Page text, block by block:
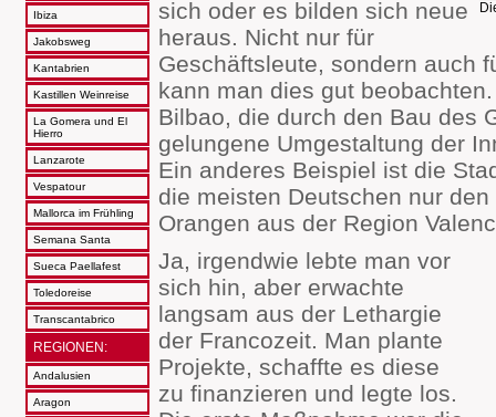
Ibiza
Jakobsweg
Kantabrien
Kastillen Weinreise
La Gomera und El
Hierro
Lanzarote
Vespatour
Mallorca im Frühling
Semana Santa
Sueca Paellafest
Toledoreise
Transcantabrico
REGIONEN:
Andalusien
Aragon
sich oder es bilden sich neue
heraus. Nicht nur für
Geschäftsleute, sondern auch
kann man dies gut
Bilbao, die durch den Bau des
gelungene Umgestaltung der
Ein anderes Beispiel ist die
die meisten Deutschen nur
Orangen aus der Region
Ja, irgendwie lebte man vor
sich hin, aber erwachte
langsam aus der Lethargie
der Francozeit. Man plante
Projekte, schaffte es diese
zu finanzieren und legte los.